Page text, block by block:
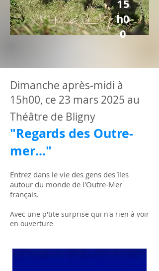
15
h0
0
Dimanche après-midi à
15h00, ce 23 mars 2025 au
Théâtre de Bligny
"Regards des Outre-
mer..."
Entrez dans le vie des gens des îles
autour du monde de l'Outre-Mer
français.
Avec une p'tite surprise qui n'a rien à voir
en ouverture